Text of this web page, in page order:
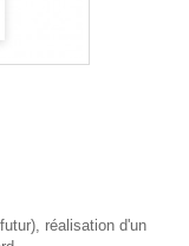
réalisation d'un